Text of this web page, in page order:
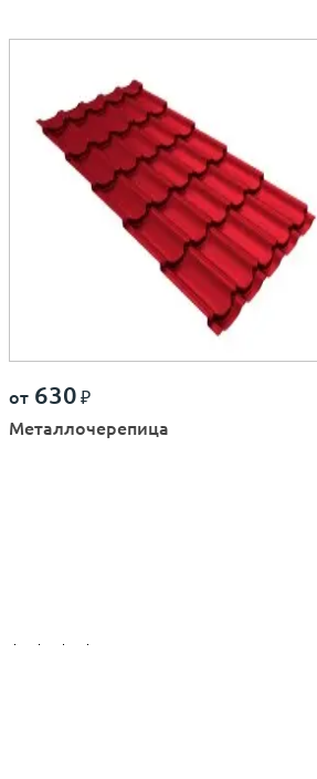
от 630 ₽
Металлочерепица